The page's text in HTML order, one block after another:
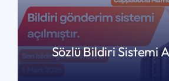
Sözlü Bildiri Sistemi